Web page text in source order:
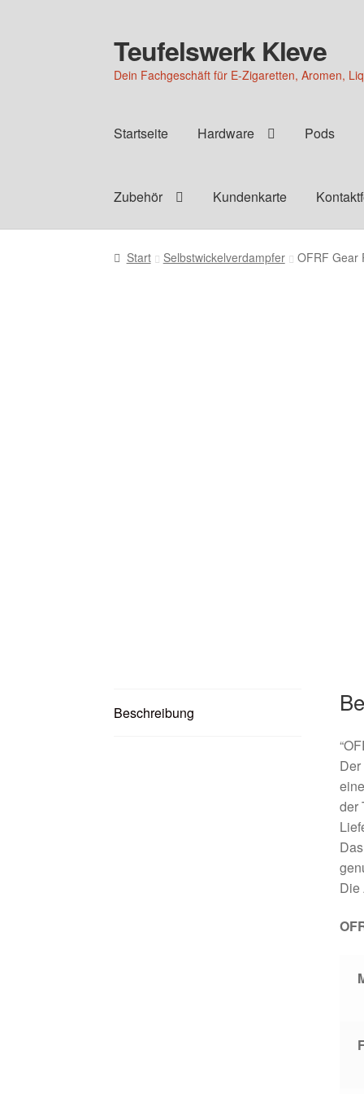
Zur
Navigation
springen
Zum
Inhalt
springen
Teufelswerk Kleve
Dein Fachgeschäft für E-Zigaretten, Aromen,
Startseite Hardware Pods
Zubehör Kundenkarte
Start Selbstwickelverdampfer OFRF Gear
Beschreibung
der
Die